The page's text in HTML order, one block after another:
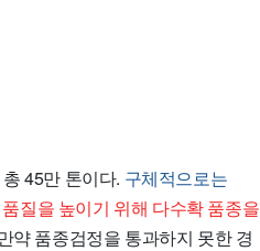
45만 톤이다. 구체적으로는
질을 높이기 위해 다수확 품종을
약 품종검정을 통과하지 못한 경